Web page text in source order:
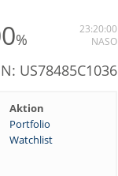
%
23:20:00
NASO
US78485C1036
Aktion
Portfolio
Watchlist